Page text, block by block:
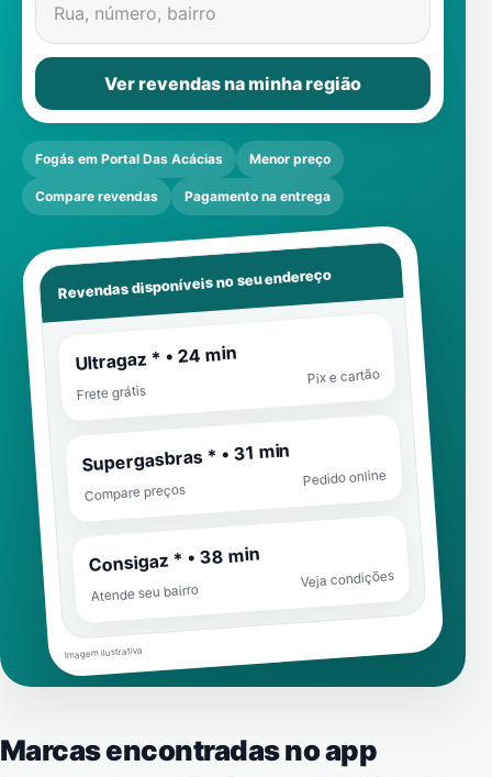
Rua, número, bairro
Ver revendas na minha região
Fogás em Portal Das Acácias Menor preço
Compare revendas Pagamento na entrega
Revendas disponíveis no seu endereço
Ultragaz * • 24 min
Frete grátis
Pix e cartão
Supergasbras * • 31 min
Compare preços
Pedido online
Consigaz * • 38 min
Atende seu bairro
Veja condições
Imagem ilustrativa
Marcas encontradas no app